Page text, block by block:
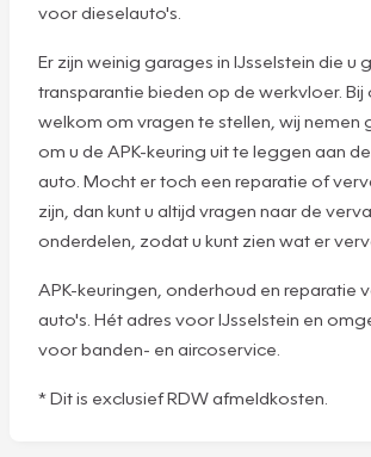
voor dieselauto's.
Er zijn weinig garages in IJsselstein die u
transparantie bieden op de werkvloer. Bij
welkom om vragen te stellen, wij nemen
om u de APK-keuring uit te leggen aan
auto. Mocht er toch een reparatie of
zijn, dan kunt u altijd vragen naar de
onderdelen, zodat u kunt zien wat er
APK-keuringen, onderhoud en reparatie
auto's. Hét adres voor IJsselstein en
voor banden- en aircoservice.
* Dit is exclusief RDW afmeldkosten.